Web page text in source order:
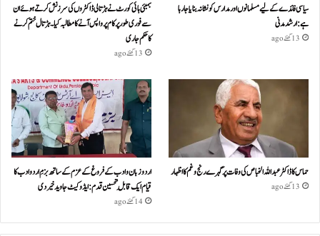
سیاسی فائدے کے لیے مسلمانوں اور مدارس کو نشانہ بنایا جا رہا
ہے: ارشد مدنی
13 گھنٹے ago
بمبئی ہائی کورٹ نے ہڑتالی ڈاکٹروں کی سرزنش کرتے ہوئے ان
سے فوری طور پر کام پر واپس آنے کا مطالبہ کیا۔ہڑتال ختم کرنے
کا حکم جاری
13 گھنٹے ago
حماس کا ڈاکٹر عبداللہ الخباص کی وفات پر گہرے رنج وغم کااظہار
13 گھنٹے ago
اردو زبان و ادب کے فروغ کے عزم کے ساتھ بزمِ اردو ادب کا
قیام ایک قابلِ تحسین قدم : ایڈوکیٹ جاوید خیردی
14 گھنٹے ago